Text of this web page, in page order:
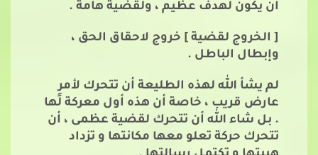
أن يكون لهدف عظيم ، ولقضية هامة .
[ الخروج لقضية ] خروج لاحقاق الحق ،
وإبطال الباطل .
لم يشأ الله لهذه الطليعة أن تتحرك لأمرٍ
عارض قريب ، خاصة أن هذه أول معركة لها
. بل شاء الله أن تتحرك لقضية عظمى ، أن
تتحرك حركة تعلو معها مكانتها و تزداد